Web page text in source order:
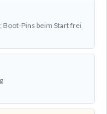
Boot-Pins beim Start frei